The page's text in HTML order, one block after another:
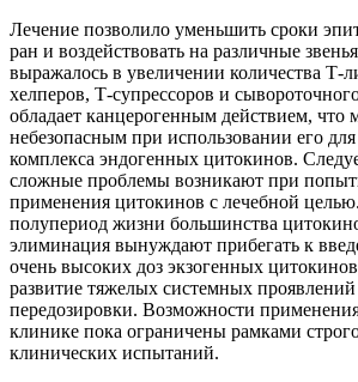
Лечение позволило уменьшить сроки
ран и воздействовать на различные
выражалось в увеличении количества Т-
хелперов, Т-супрессоров и
обладает канцерогенным действием, что
небезопасным при использовании его
комплекса эндогенных цитокинов.
сложные проблемы возникают при
применения цитокинов с лечебной
полупериод жизни большинства
элиминация вынуждают прибегать к
очень высоких доз экзогенных
развитие тяжелых системных
передозировки. Возможности
клинике пока ограничены рамками
клинических испытаний.